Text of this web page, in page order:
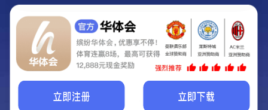
Hey Guys!
我们即将上线啦...
我们的网站正在建设.